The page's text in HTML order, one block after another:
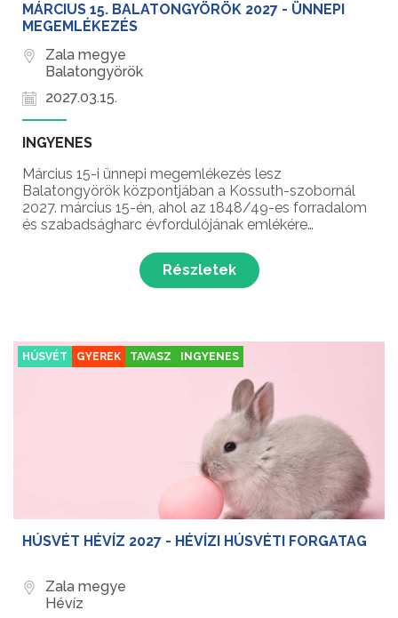
MÁRCIUS 15. BALATONGYÖRÖK 2027 - ÜNNEPI
MEGEMLÉKEZÉS
Zala megye
Balatongyörök
2027.03.15.
INGYENES
Március 15-i ünnepi megemlékezés lesz
Balatongyörök központjában a Kossuth-szobornál
2027. március 15-én, ahol az 1848/49-es forradalom
és szabadságharc évfordulójának emlékére
Részletek
HÚSVÉT GYEREK TAVASZ INGYENES
HÚSVÉT HÉVÍZ 2027 - HÉVÍZI HÚSVÉTI FORGATAG
Zala megye
Hévíz